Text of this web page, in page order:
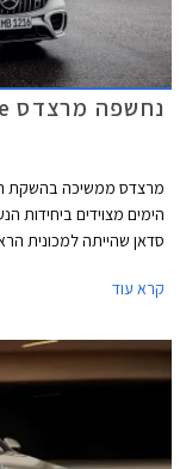
נחשפה מרצדס S63 AMG E Performance
של ספינת הדגל מרצדס S63 AMG E Performance.
קרא עוד